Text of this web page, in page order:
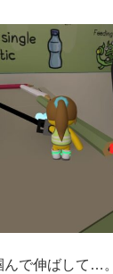
で伸ばして…。